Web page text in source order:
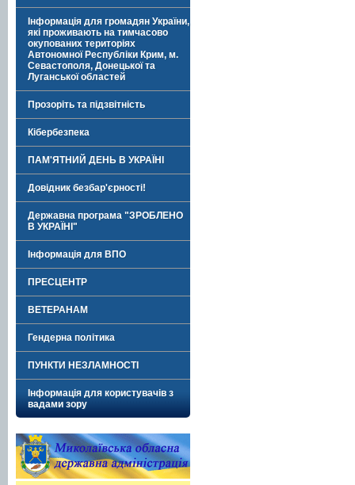
Інформація для громадян України,
які проживають на тимчасово
окупованих територіях
Автономної Республіки Крим, м.
Севастополя, Донецької та
Луганської областей
Прозоріть та підзвітність
Кібербезпека
ПАМ'ЯТНИЙ ДЕНЬ В УКРАЇНІ
Довідник безбар'єрності!
Державна програма "ЗРОБЛЕНО
В УКРАЇНІ"
Інформація для ВПО
ПРЕСЦЕНТР
ВЕТЕРАНАМ
Гендерна політика
ПУНКТИ НЕЗЛАМНОСТІ
Інформація для користувачів з
вадами зору